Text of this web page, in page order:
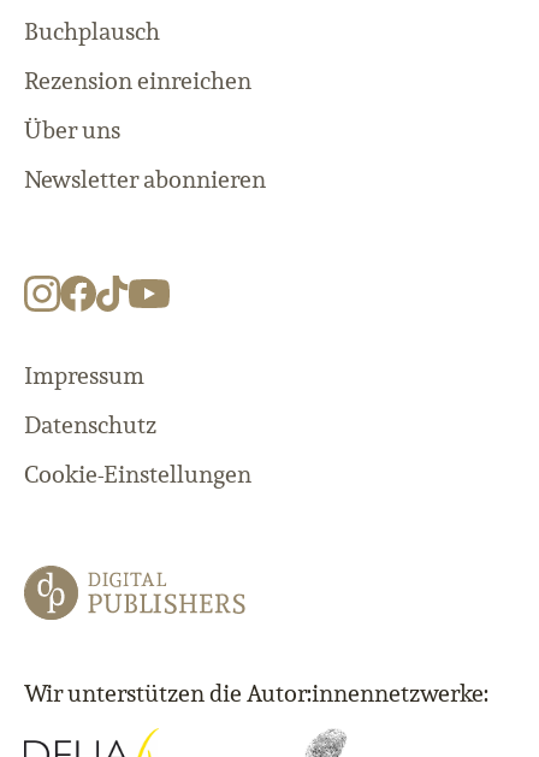
Buchplausch
Rezension einreichen
Über uns
Newsletter abonnieren
Impressum
Datenschutz
Cookie-Einstellungen
Wir unterstützen die Autor:innennetzwerke: